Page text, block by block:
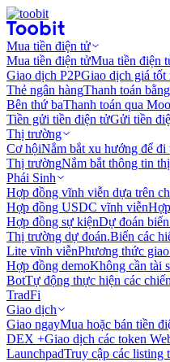
Mua tiền điện tử
Mua tiền điện tửMua tiền điện
Giao dịch P2PGiao dịch giá tốt
Thẻ ngân hàngThanh toán
Bên thứ baThanh toán qua
Tiền gửi tiền điện tửGửi tiền
Thị trường
Cơ hộiNắm bắt xu hướng để đi
Thị trườngNắm bắt thông tin
Phái Sinh
Hợp đồng vĩnh viễn dựa trên
Hợp đồng USDC vĩnh viễn
Hợp đồng sự kiệnDự đoán
Thị trường dự đoán.Biến các
Lite vĩnh viễnPhương thức
Hợp đồng demoKhông cần tài
BotTự động thực hiện các
TradFi
Giao dịch
Giao ngayMua hoặc bán tiền
DEX +Giao dịch các token
LaunchpadTruy cập các listing